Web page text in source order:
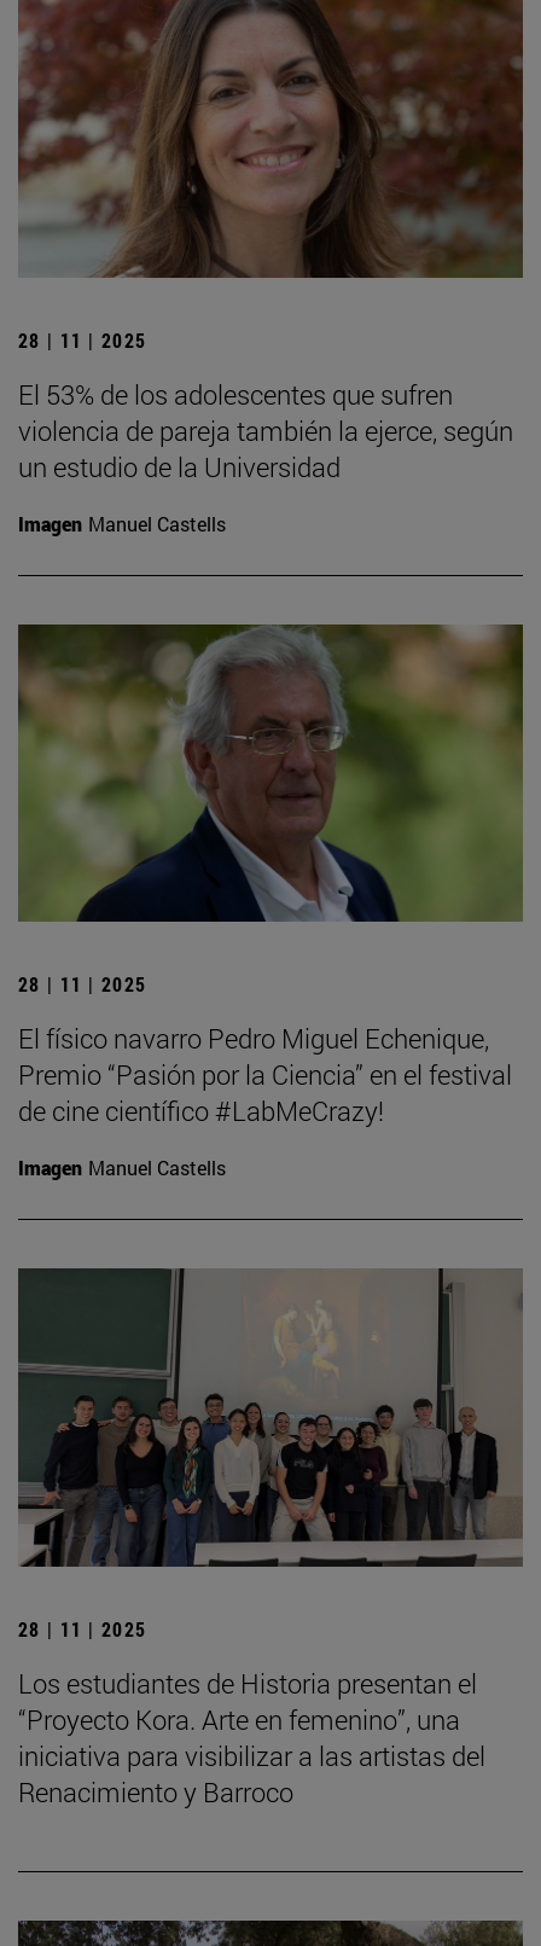
28 | 11 | 2025
El 53% de los adolescentes que sufren
violencia de pareja también la ejerce, según
un estudio de la Universidad
Imagen Manuel Castells
28 | 11 | 2025
El físico navarro Pedro Miguel Echenique,
Premio “Pasión por la Ciencia” en el festival
de cine científico #LabMeCrazy!
Imagen Manuel Castells
28 | 11 | 2025
Los estudiantes de Historia presentan el
“Proyecto Kora. Arte en femenino”, una
iniciativa para visibilizar a las artistas del
Renacimiento y Barroco